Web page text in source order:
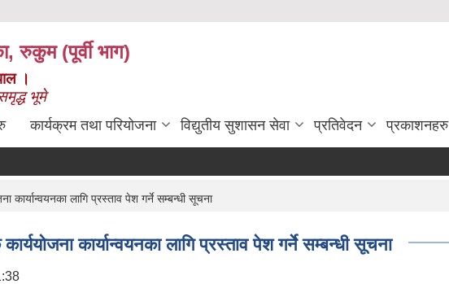
रुकुम (पूर्वी भाग)
।
भूमे
कार्यक्रम तथा परियोजना विद्युतीय सुशासन सेवा प्रतिवेदन प्रकाशनहरु
कार्यान्वयनका लागि प्रस्ताव पेश गर्ने सम्बन्धी सूचना
कार्यान्वयनका लागि प्रस्ताव पेश गर्ने सम्बन्धी सूचना